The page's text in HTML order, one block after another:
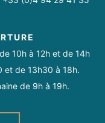
10h à 12h et de 14h
et de 13h30 à 18h.
de 9h à 19h.